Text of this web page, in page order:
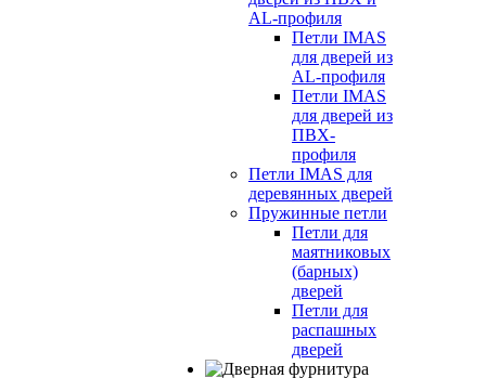
AL-профиля
Петли IMAS
для дверей из
AL-профиля
Петли IMAS
для дверей из
ПВХ-
профиля
Петли IMAS для
деревянных дверей
Пружинные петли
Петли для
маятниковых
(барных)
дверей
Петли для
распашных
дверей